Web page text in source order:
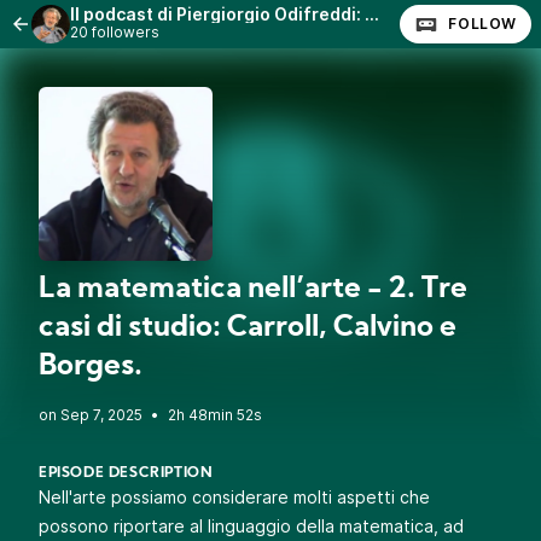
Il podcast di Piergiorgio Odifreddi: Lezioni e Conferenze.
20 followers FOLLOW
La matematica nell’arte - 2. Tre
casi di studio: Carroll, Calvino e
Borges.
• 2h 48min 52s
EPISODE DESCRIPTION
Nell'arte possiamo considerare molti aspetti che
possono riportare al linguaggio della matematica, ad